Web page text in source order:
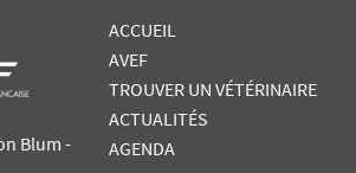
Blum -
ACCUEIL
AVEF
TROUVER UN VÉTÉRINAIRE
ACTUALITÉS
AGENDA